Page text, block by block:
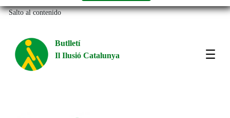
Salto al contenido
Butlletí
Il Ilusió Catalunya